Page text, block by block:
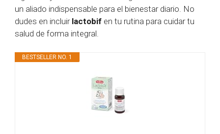
un aliado indispensable para el bienestar diario. No
dudes en incluir lactobif en tu rutina para cuidar tu
salud de forma integral.
BESTSELLER NO. 1